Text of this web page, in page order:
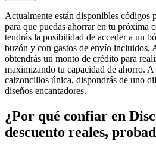
Actualmente están disponibles códigos
para que puedas ahorrar en tu próxima
tendrás la posibilidad de acceder a un
buzón y con gastos de envío incluidos.
obtendrás un monto de crédito para
maximizando tu capacidad de ahorro.
calzoncillos única, dispondrás de uno
diseños encantadores.
¿Por qué confiar en
descuento reales,